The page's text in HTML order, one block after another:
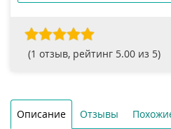
(1 отзыв, рейтинг 5.00 из 5)
Описание Отзывы